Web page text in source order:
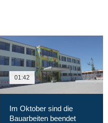
01:42
Im Oktober sind die
Bauarbeiten beendet